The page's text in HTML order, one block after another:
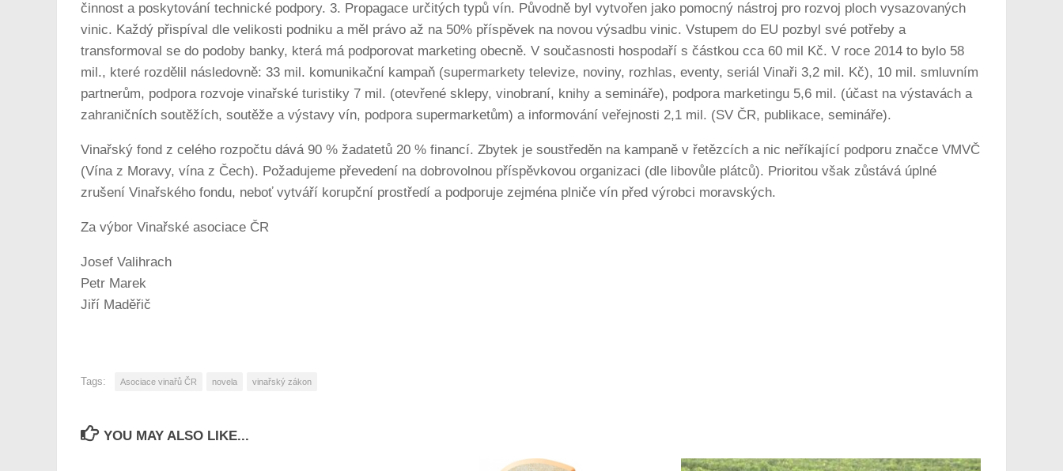
činnost a poskytování technické podpory. 3. Propagace určitých typů vín. Původně byl vytvořen jako pomocný nástroj pro rozvoj ploch vysazovaných
vinic. Každý přispíval dle velikosti podniku a měl právo až na 50% příspěvek na novou výsadbu vinic. Vstupem do EU pozbyl své potřeby a
transformoval se do podoby banky, která má podporovat marketing obecně. V současnosti hospodaří s částkou cca 60 mil Kč. V roce 2014 to bylo 58
mil., které rozdělil následovně: 33 mil. komunikační kampaň (supermarkety televize, noviny, rozhlas, eventy, seriál Vinaři 3,2 mil. Kč), 10 mil. smluvním
partnerům, podpora rozvoje vinařské turistiky 7 mil. (otevřené sklepy, vinobraní, knihy a semináře), podpora marketingu 5,6 mil. (účast na výstavách a
zahraničních soutěžích, soutěže a výstavy vín, podpora supermarketům) a informování veřejnosti 2,1 mil. (SV ČR, publikace, semináře).
Vinařský fond z celého rozpočtu dává 90 % žadatetů 20 % financí. Zbytek je soustředěn na kampaně v řetězcích a nic neříkající podporu značce VMVČ
(Vína z Moravy, vína z Čech). Požadujeme převedení na dobrovolnou příspěvkovou organizaci (dle libovůle plátců). Prioritou však zůstává úplné
zrušení Vinařského fondu, neboť vytváří korupční prostředí a podporuje zejména plniče vín před výrobci moravských.
Za výbor Vinařské asociace ČR
Josef Valihrach
Petr Marek
Jiří Maděřič
Tags: Asociace vinařů ČR novela vinařský zákon
YOU MAY ALSO LIKE...